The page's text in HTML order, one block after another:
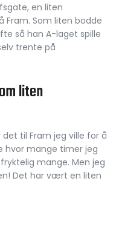
en liten
Fram. Som liten bodde
så han A-laget spille
trente på
liten
til Fram jeg ville for å
hvor mange timer jeg
mange. Men jeg
Det har vært en liten